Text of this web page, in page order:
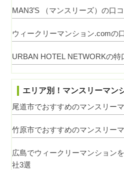
MAN3’S （マンスリーズ）の口
ウィークリーマンション.comの
URBAN HOTEL NETWORKの特
エリア別！マンスリーマン
尾道市でおすすめのマンスリー
竹原市でおすすめのマンスリー
広島でウィークリーマンション
社3選